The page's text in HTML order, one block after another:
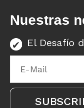
Nuestras
El Desafío